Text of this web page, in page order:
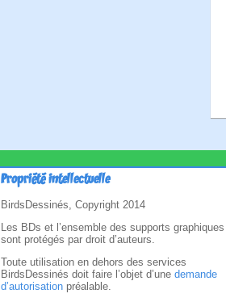
Propriété intellectuelle
BirdsDessinés, Copyright 2014
Les BDs et l’ensemble des supports graphiques
sont protégés par droit d’auteurs.
Toute utilisation en dehors des services
BirdsDessinés doit faire l’objet d’une demande
d’autorisation préalable.